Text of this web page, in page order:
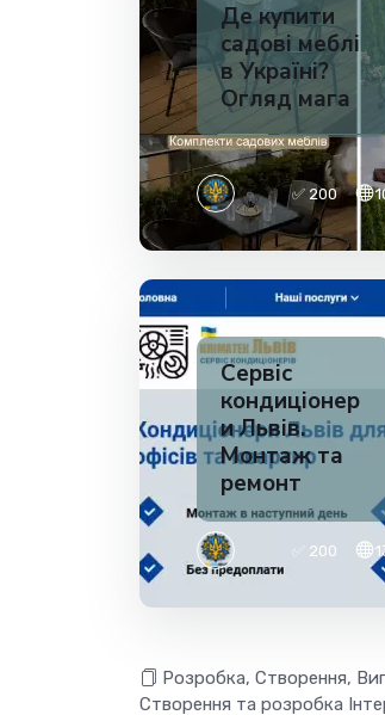
Де купити
садові меблі
в Україні?
Огляд мага
✅ 200
Сервіс
кондиціонер
и Львів.
Монтаж та
ремонт
✅ 200
Розробка, Створення,
Створення та розробка